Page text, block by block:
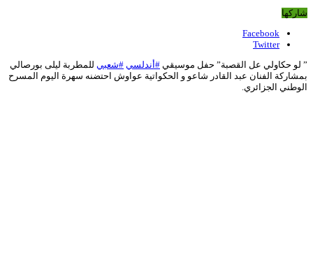
شاركها
Facebook
Twitter
” لو حكاولي عل القصبة” حفل موسيقي #أندلسي #شعبي للمطربة ليلى بورصالي
بمشاركة الفنان عبد القادر شاعو و الحكواتية عواوش احتضنه سهرة اليوم المسرح
الوطني الجزائري.